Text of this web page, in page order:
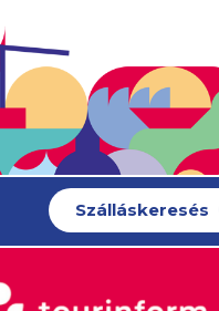
Szálláskeresés